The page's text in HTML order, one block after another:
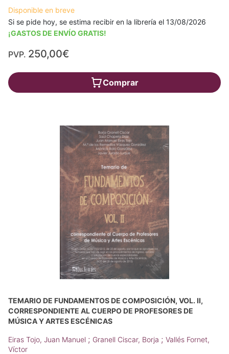
Disponible en breve
Si se pide hoy, se estima recibir en la librería el 13/08/2026
¡GASTOS DE ENVÍO GRATIS!
PVP. 250,00€
Comprar
TEMARIO DE FUNDAMENTOS DE COMPOSICIÓN, VOL. II,
CORRESPONDIENTE AL CUERPO DE PROFESORES DE
MÚSICA Y ARTES ESCÉNICAS
Eiras Tojo, Juan Manuel ; Granell Ciscar, Borja ; Vallés Fornet,
Víctor